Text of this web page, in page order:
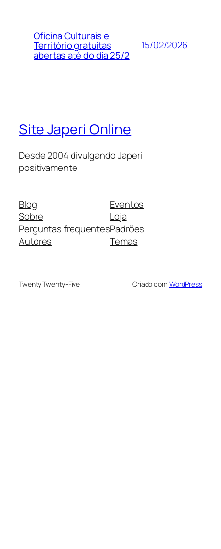
Oficina Culturais e
Território gratuitas
abertas até do dia 25/2
15/02/2026
Site Japeri Online
Desde 2004 divulgando Japeri
positivamente
Blog
Sobre
Perguntas frequentes
Autores
Eventos
Loja
Padrões
Temas
Twenty Twenty-Five Criado com WordPress